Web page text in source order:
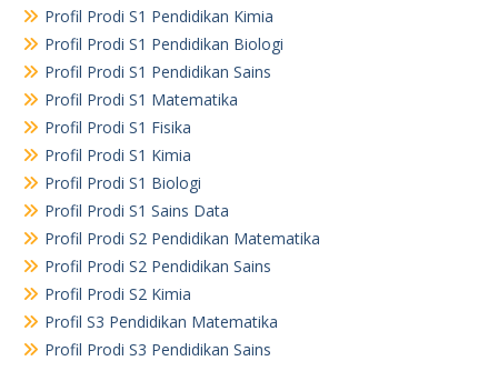
Profil Prodi S1 Pendidikan Kimia
Profil Prodi S1 Pendidikan Biologi
Profil Prodi S1 Pendidikan Sains
Profil Prodi S1 Matematika
Profil Prodi S1 Fisika
Profil Prodi S1 Kimia
Profil Prodi S1 Biologi
Profil Prodi S1 Sains Data
Profil Prodi S2 Pendidikan Matematika
Profil Prodi S2 Pendidikan Sains
Profil Prodi S2 Kimia
Profil S3 Pendidikan Matematika
Profil Prodi S3 Pendidikan Sains